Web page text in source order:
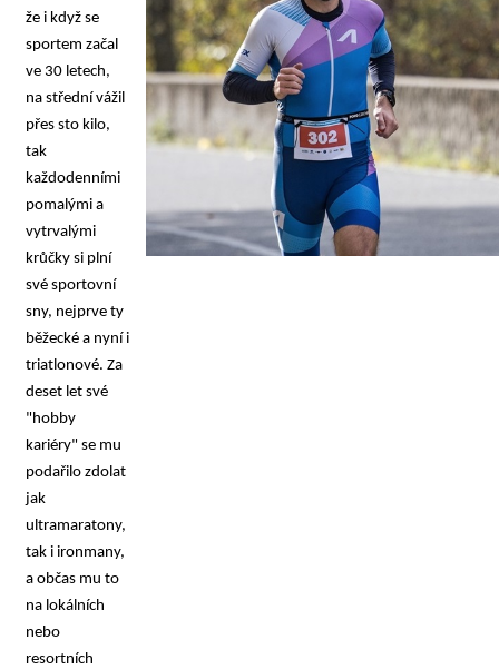
že i když se
sportem začal
ve 30 letech,
na střední vážil
přes sto kilo,
tak
každodenními
pomalými a
vytrvalými
krůčky si plní
své sportovní
sny, nejprve ty
běžecké a nyní i
triatlonové. Za
deset let své
"hobby
kariéry" se mu
podařilo zdolat
jak
ultramaratony,
tak i ironmany,
a občas mu to
na lokálních
nebo
resortních